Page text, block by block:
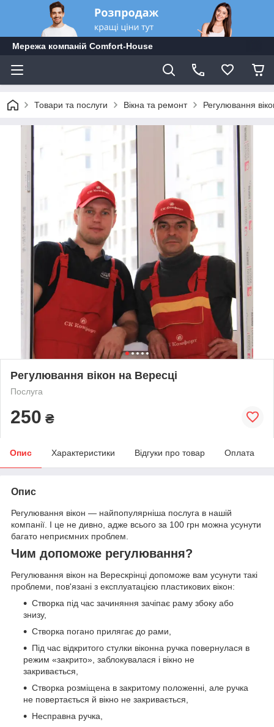
Мережа компаній Comfort-Hоuse
Товари та послуги Вікна та ремонт Регулювання
Регулювання вікон на Вересці
Послуга
250 ₴
Опис Характеристики Відгуки про товар Оплата
Опис
Регулювання вікон — найпопулярніша послуга в нашій
компанії. І це не дивно, адже всього за 100 грн можна усунути
багато неприємних проблем.
Чим допоможе регулювання?
Регулювання вікон на Верескрінці допоможе вам усунути такі
проблеми, пов'язані з експлуатацією пластикових вікон:
Створка під час зачиняння зачіпає раму збоку або
знизу,
Створка погано прилягає до рами,
Під час відкритого стулки віконна ручка повернулася в
режим «закрито», заблокувалася і вікно не
закривається,
Створка розміщена в закритому положенні, але ручка
не повертається й вікно не закривається,
Несправна ручка,